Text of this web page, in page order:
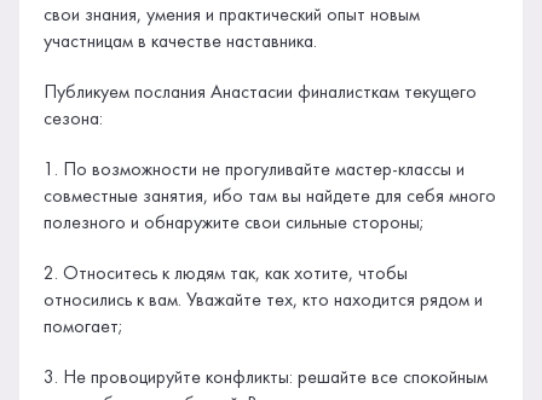
свои знания, умения и практический опыт новым
участницам в качестве наставника.
Публикуем послания Анастасии финалисткам текущего
сезона:
1. По возможности не прогуливайте мастер-классы и
совместные занятия, ибо там вы найдете для себя много
полезного и обнаружите свои сильные стороны;
2. Относитесь к людям так, как хотите, чтобы
относились к вам. Уважайте тех, кто находится рядом и
помогает;
3. Не провоцируйте конфликты: решайте все спокойным